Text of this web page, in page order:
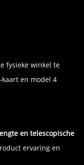
fysieke winkel te
en model 4
en telescopische
ervaring en